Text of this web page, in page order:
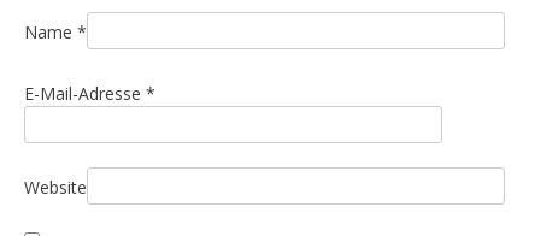
i
o
n
Name *
E-Mail-Adresse *
Website